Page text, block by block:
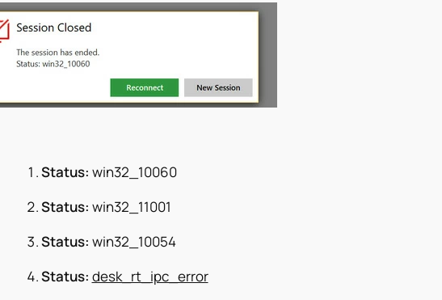
Status: win32_10060
Status: win32_11001
Status: win32_10054
Status: desk_rt_ipc_error